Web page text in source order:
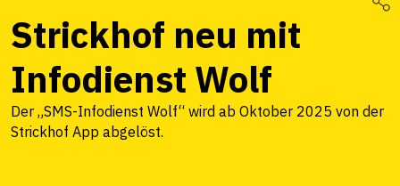
Strickhof neu mit
Infodienst Wolf
Der „SMS-Infodienst Wolf“ wird ab Oktober 2025 von der
Strickhof App abgelöst.